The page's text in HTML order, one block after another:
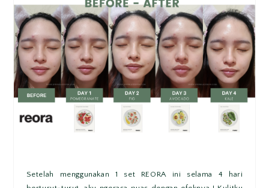
Setelah menggunakan 1 set REORA ini selama 4 hari